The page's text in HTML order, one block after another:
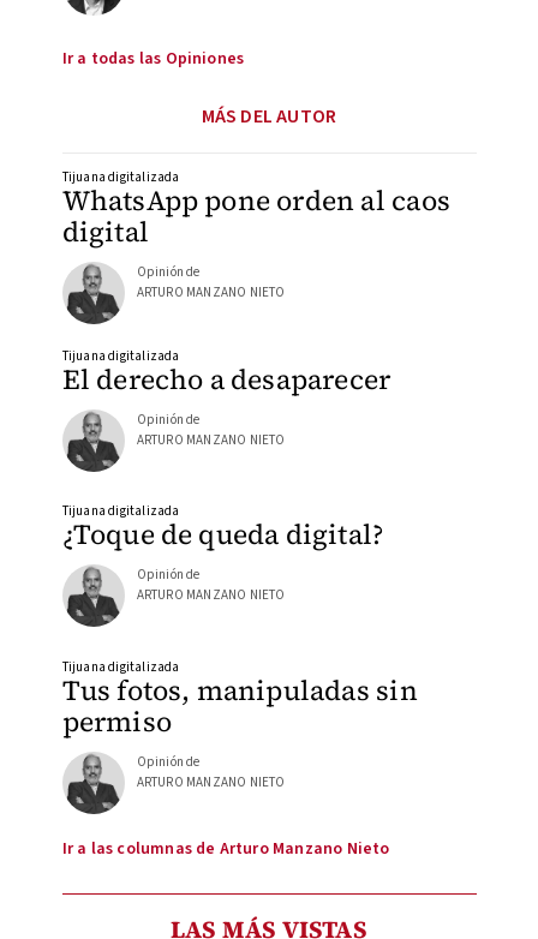
Ir a todas las Opiniones
MÁS DEL AUTOR
WhatsApp pone orden al caos
digital
Tijuana digitalizada
Opinión de
ARTURO MANZANO NIETO
El derecho a desaparecer
Tijuana digitalizada
Opinión de
ARTURO MANZANO NIETO
¿Toque de queda digital?
Tijuana digitalizada
Opinión de
ARTURO MANZANO NIETO
Tus fotos, manipuladas sin
permiso
Tijuana digitalizada
Opinión de
ARTURO MANZANO NIETO
Ir a las columnas de Arturo Manzano Nieto
LAS MÁS VISTAS